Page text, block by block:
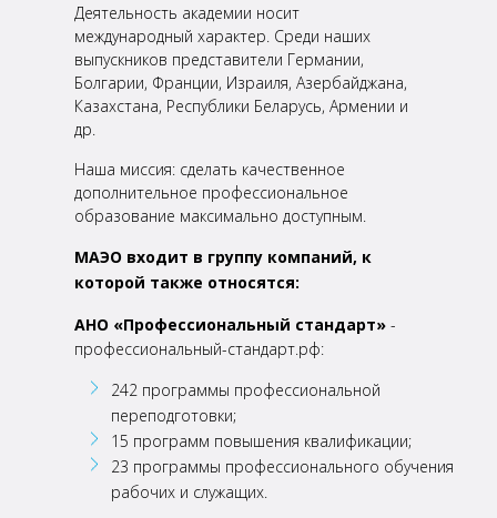
Деятельность академии носит
международный характер. Среди наших
выпускников представители Германии,
Болгарии, Франции, Израиля, Азербайджана,
Казахстана, Республики Беларусь, Армении и
др.
Наша миссия: сделать качественное
дополнительное профессиональное
образование максимально доступным.
МАЭО входит в группу компаний, к
которой также относятся:
АНО «Профессиональный стандарт» -
профессиональный-стандарт.рф:
242 программы профессиональной
переподготовки;
15 программ повышения квалификации;
23 программы профессионального обучения
рабочих и служащих.